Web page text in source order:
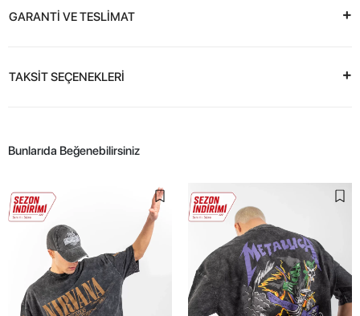
GARANTİ VE TESLİMAT
TAKSİT SEÇENEKLERİ
Bunlarıda Beğenebilirsiniz